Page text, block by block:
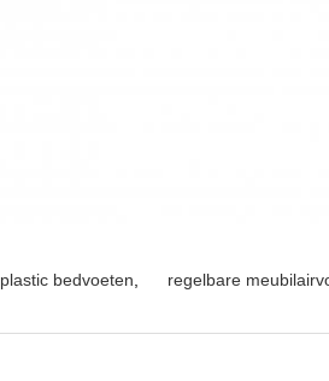
plastic bedvoeten regelbare